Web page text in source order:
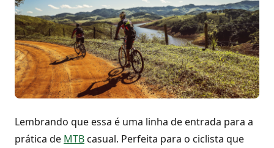
Lembrando que essa é uma linha de entrada para a
prática de MTBcasual. Perfeita para o ciclista que